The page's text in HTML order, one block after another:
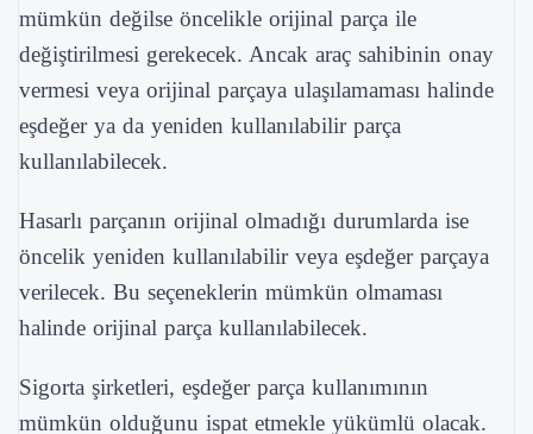
mümkün değilse öncelikle orijinal parça ile
değiştirilmesi gerekecek. Ancak araç sahibinin onay
vermesi veya orijinal parçaya ulaşılamaması halinde
eşdeğer ya da yeniden kullanılabilir parça
kullanılabilecek.
Hasarlı parçanın orijinal olmadığı durumlarda ise
öncelik yeniden kullanılabilir veya eşdeğer parçaya
verilecek. Bu seçeneklerin mümkün olmaması
halinde orijinal parça kullanılabilecek.
Sigorta şirketleri, eşdeğer parça kullanımının
mümkün olduğunu ispat etmekle yükümlü olacak.